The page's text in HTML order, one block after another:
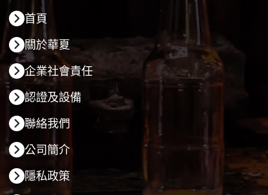
首頁
關於華夏
企業社會責任
認證及設備
聯絡我們
公司簡介
隱私政策